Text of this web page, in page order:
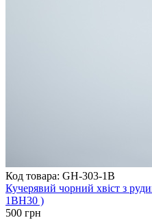
Код товара: GH-303-1B
Кучерявий чорний хвіст з
1BH30 )
500 грн